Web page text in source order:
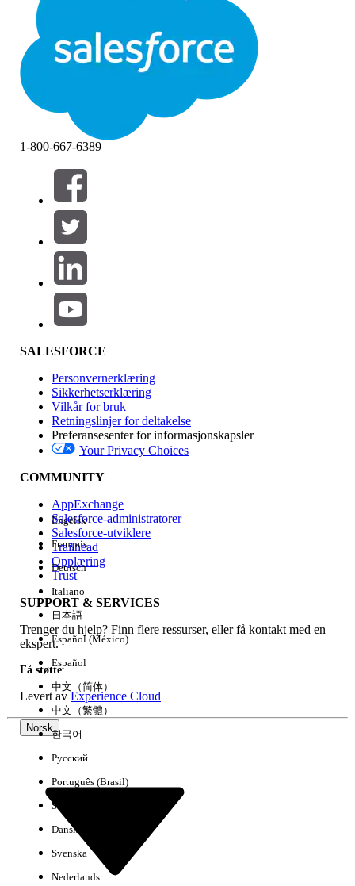
1-800-667-6389
SALESFORCE
Personvernerklæring
Sikkerhetserklæring
Vilkår for bruk
Retningslinjer for deltakelse
Preferansesenter for informasjonskapsler
Your Privacy Choices
COMMUNITY
AppExchange
Salesforce-administratorer
Salesforce-utviklere
Trailhead
Opplæring
Trust
SUPPORT & SERVICES
Trenger du hjelp? Finn flere ressurser, eller få kontakt med en
ekspert.
Få støtte
Levert avExperience Cloud
Norsk
Engelsk
Français
Deutsch
Italiano
日本語
Español (México)
Español
中文（简体）
中文（繁體）
한국어
Русский
Português (Brasil)
Suomi
Dansk
Svenska
Nederlands